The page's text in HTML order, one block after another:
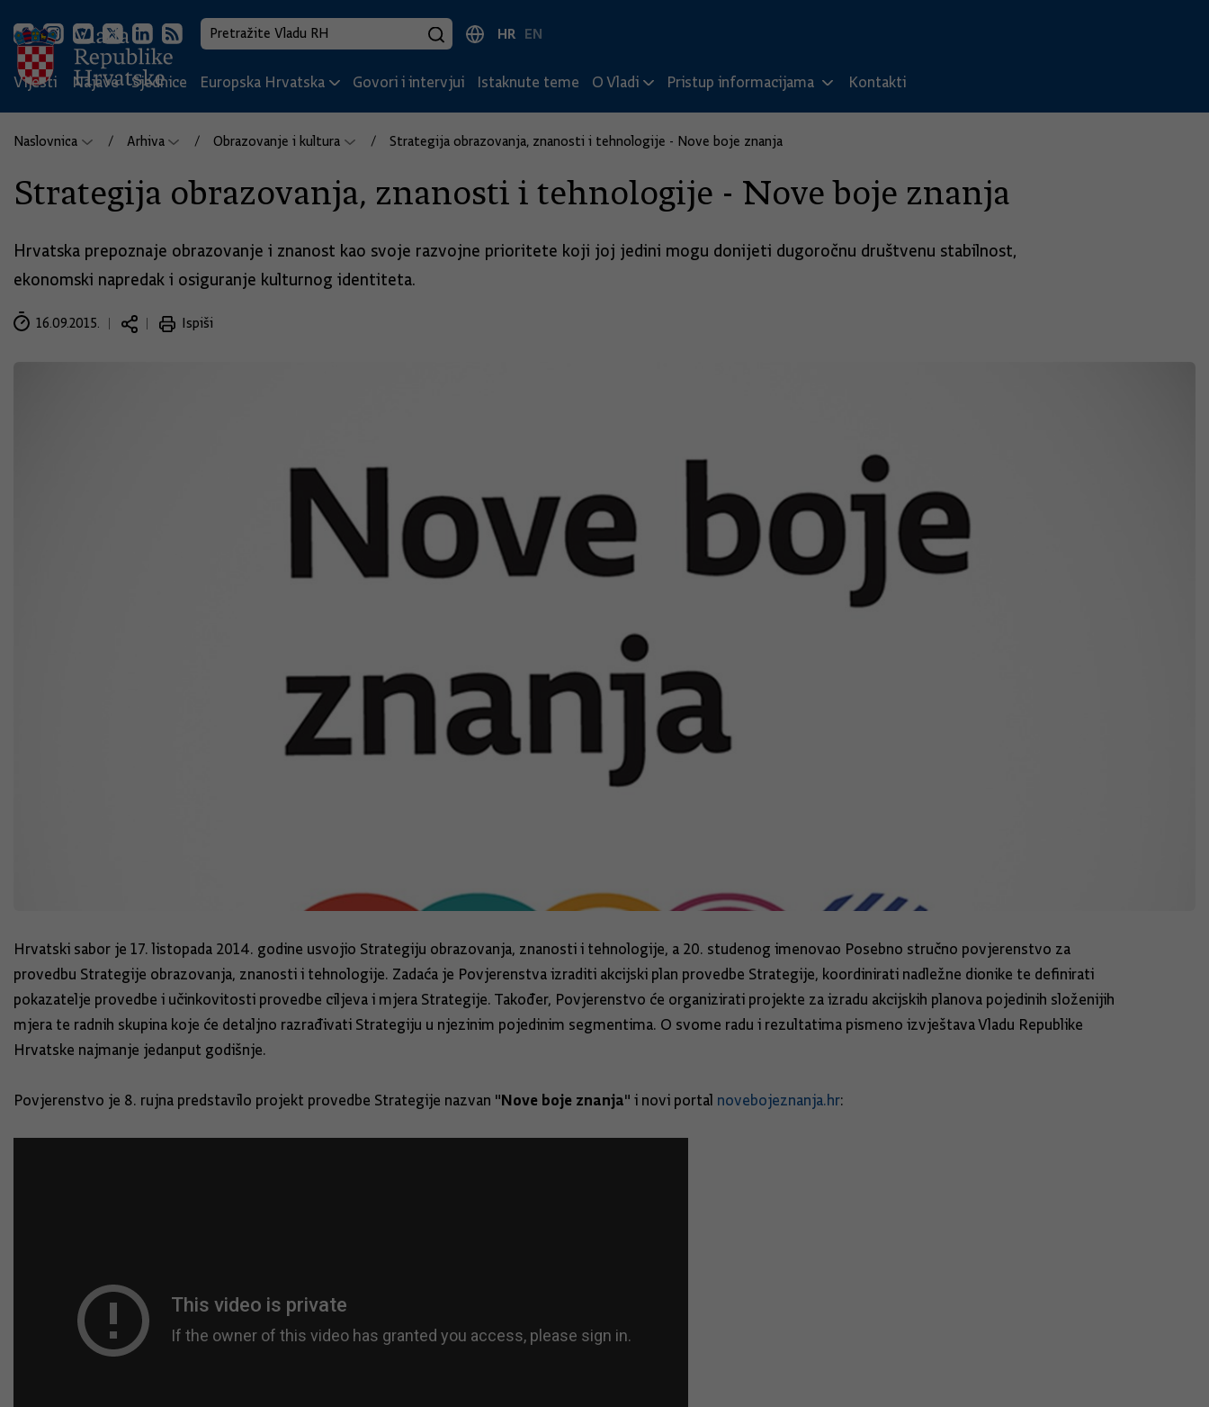
HR EN
Vijesti Najave Sjednice Europska Hrvatska Govori i intervjui Istaknute teme O Vladi Pristup informacijama Kontakti
Naslovnica Arhiva Obrazovanje i kultura Strategija obrazovanja, znanosti i tehnologije - Nove boje znanja
Strategija obrazovanja, znanosti i tehnologije - Nove boje znanja
Hrvatska prepoznaje obrazovanje i znanost kao svoje razvojne prioritete koji joj jedini mogu donijeti dugoročnu društvenu stabilnost,
ekonomski napredak i osiguranje kulturnog identiteta.
16.09.2015. Ispiši
Hrvatski sabor je 17. listopada 2014. godine usvojio Strategiju obrazovanja, znanosti i tehnologije, a 20. studenog imenovao Posebno stručno povjerenstvo za
provedbu Strategije obrazovanja, znanosti i tehnologije. Zadaća je Povjerenstva izraditi akcijski plan provedbe Strategije, koordinirati nadležne dionike te definirati
pokazatelje provedbe i učinkovitosti provedbe ciljeva i mjera Strategije. Također, Povjerenstvo će organizirati projekte za izradu akcijskih planova pojedinih složenijih
mjera te radnih skupina koje će detaljno razrađivati Strategiju u njezinim pojedinim segmentima. O svome radu i rezultatima pismeno izvještava Vladu Republike
Hrvatske najmanje jedanput godišnje.
Povjerenstvo je 8. rujna predstavilo projekt provedbe Strategije nazvan "Nove boje znanja" i novi portal novebojeznanja.hr: